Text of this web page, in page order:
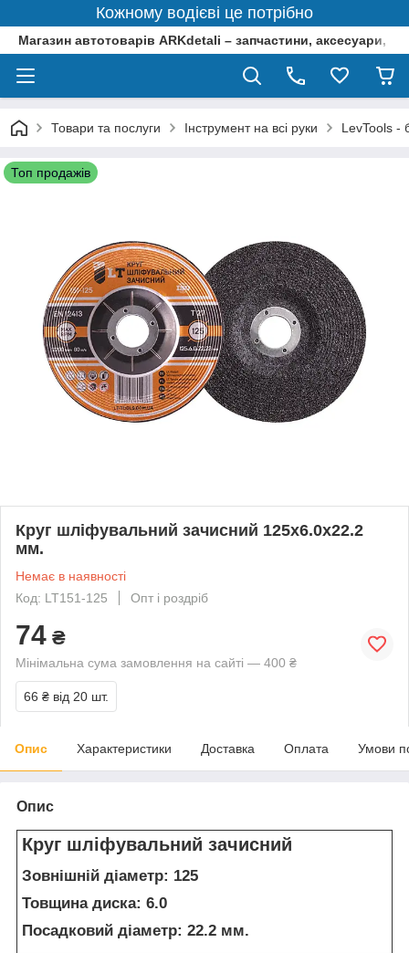
Кожному водієві це потрібно
Магазин автотоварів ARKdetali – запчастини, аксесуари,
Товари та послуги Інструмент на всі руки LevTools -
Топ продажів
Круг шліфувальний зачисний 125х6.0х22.2
мм.
Немає в наявності
Код: LT151-125
Опт і роздріб
74 ₴
Мінімальна сума замовлення на сайті — 400 ₴
66 ₴ від 20 шт.
Опис Характеристики Доставка Оплата Умови
Опис
Круг шліфувальний зачисний
Зовнішній діаметр: 125
Товщина диска: 6.0
Посадковий діаметр: 22.2 мм.